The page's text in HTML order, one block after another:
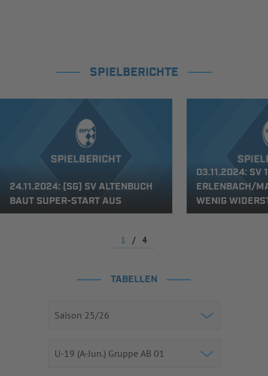
SPIELBERICHTE
24.11.2024: (SG) SV ALTENBUCH
BAUT SUPER-START AUS
03.11.2024: SV
ERLENBACH/
WENIG
1 / 4
TABELLEN